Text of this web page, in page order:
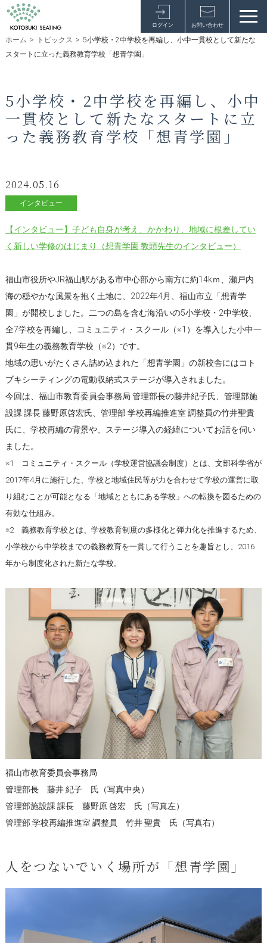
ログイン お問い合わせ
ホーム > トピックス > 5小学校・2中学校を再編し、小中一貫校として新たな
スタートに立った義務教育学校「想青学園」
5小学校・2中学校を再編し、小中
一貫校として新たなスタートに立
った義務教育学校「想青学園」
2024.05.16
インタビュー
【インタビュー】子ども自身が考え、かかわり、地域に根差してい
く新しい学修のはじまり（想青学園 教頭先生のインタビュー）
福山市役所やJR福山駅がある市中心部から南方に約14kｍ、瀬戸内
海の穏やかな風景を抱く土地に、2022年4月、福山市立「想青学
園」が開校しました。二つの島を含む海沿いの5小学校・2中学校、
全7学校を再編し、コミュニティ・スクール（※1）を導入した小中一
貫9年生の義務教育学校（※2）です。
地域の思いがたくさん詰め込まれた「想青学園」の新校舎にはコト
ブキシーティングの電動収納式ステージが導入されました。
今回は、福山市教育委員会事務局 管理部長の藤井紀子氏、管理部施
設課 課長 藤野原啓宏氏、管理部 学校再編推進室 調整員の竹井聖貴
氏に、学校再編の背景や、ステージ導入の経緯についてお話を伺い
ました。
※1 コミュニティ・スクール（学校運営協議会制度）とは、文部科学省が
2017年4月に施行した、学校と地域住民等が力を合わせて学校の運営に取
り組むことが可能となる「地域とともにある学校」への転換を図るための
有効な仕組み。
※2 義務教育学校とは、学校教育制度の多様化と弾力化を推進するため、
小学校から中学校までの義務教育を一貫して行うことを趣旨とし、2016
年から制度化された新たな学校。
福山市教育委員会事務局
管理部長 藤井 紀子 氏（写真中央）
管理部施設課 課長 藤野原 啓宏 氏（写真左）
管理部 学校再編推進室 調整員 竹井 聖貴 氏（写真右）
人をつないでいく場所が「想青学園」